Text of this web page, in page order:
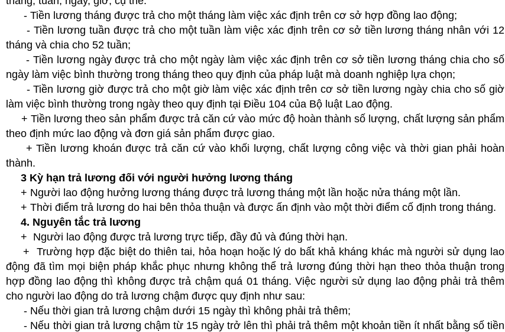
- Tiền lương tháng được trả cho một tháng làm việc xác định trên cơ sở hợp đồng lao động;
- Tiền lương tuần được trả cho một tuần làm việc xác định trên cơ sở tiền lương tháng nhân với 12
tháng và chia cho 52 tuần;
- Tiền lương ngày được trả cho một ngày làm việc xác định trên cơ sở tiền lương tháng chia cho số
ngày làm việc bình thường trong tháng theo quy định của pháp luật mà doanh nghiệp lựa chọn;
- Tiền lương giờ được trả cho một giờ làm việc xác định trên cơ sở tiền lương ngày chia cho số giờ
làm việc bình thường trong ngày theo quy định tại Điều 104 của Bộ luật Lao động.
+ Tiền lương theo sản phẩm được trả căn cứ vào mức độ hoàn thành số lượng, chất lượng sản phẩm
theo định mức lao động và đơn giá sản phẩm được giao.
+ Tiền lương khoán được trả căn cứ vào khối lượng, chất lượng công việc và thời gian phải hoàn
thành.
3 Kỳ hạn trả lương đối với người hưởng lương tháng
+ Người lao động hưởng lương tháng được trả lương tháng một lần hoặc nửa tháng một lần.
+ Thời điểm trả lương do hai bên thỏa thuận và được ấn định vào một thời điểm cố định trong tháng.
4. Nguyên tắc trả lương
+ Người lao động được trả lương trực tiếp, đầy đủ và đúng thời hạn.
+ Trường hợp đặc biệt do thiên tai, hỏa hoạn hoặc lý do bất khả kháng khác mà người sử dụng lao
động đã tìm mọi biện pháp khắc phục nhưng không thể trả lương đúng thời hạn theo thỏa thuận trong
hợp đồng lao động thì không được trả chậm quá 01 tháng. Việc người sử dụng lao động phải trả thêm
cho người lao động do trả lương chậm được quy định như sau:
- Nếu thời gian trả lương chậm dưới 15 ngày thì không phải trả thêm;
- Nếu thời gian trả lương chậm từ 15 ngày trở lên thì phải trả thêm một khoản tiền ít nhất bằng số tiền